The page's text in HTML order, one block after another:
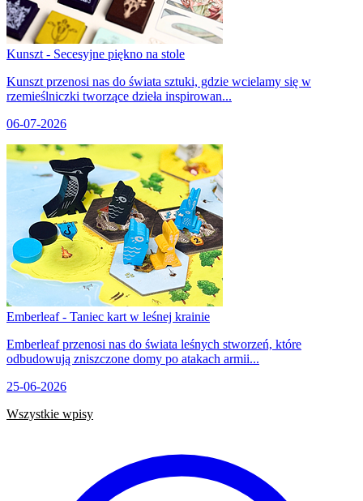
Kunszt - Secesyjne piękno na stole
Kunszt przenosi nas do świata sztuki, gdzie wcielamy się w
rzemieślniczki tworzące dzieła inspirowan...
06-07-2026
Emberleaf - Taniec kart w leśnej krainie
Emberleaf przenosi nas do świata leśnych stworzeń, które
odbudowują zniszczone domy po atakach armii...
25-06-2026
Wszystkie wpisy